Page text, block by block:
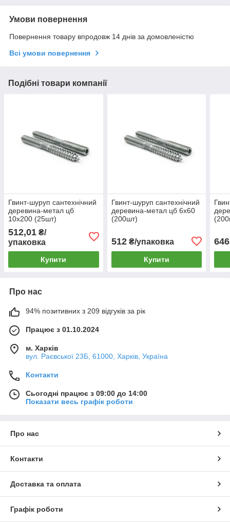
Умови повернення
Повернення товару впродовж 14 днів за домовленістю
Всі умови повернення
Подібні товари компанії
Гвинт-шуруп сантехнічний
деревина-метал цб
10х200 (25шт)
512,01 ₴/
упаковка
Купити
Гвинт-шуруп сантехнічний
деревина-метал цб 6х60
(200шт)
512₴/упаковка
Купити
646
Про нас
94% позитивних з 209 відгуків за рік
Працює з 01.10.2024
м. Харків
вул. Раєвської 23Б, 61000, Харків, Україна
Контакти
Сьогодні працює з 09:00 до 14:00
Показати весь графік роботи
Про нас
Контакти
Доставка та оплата
Графік роботи